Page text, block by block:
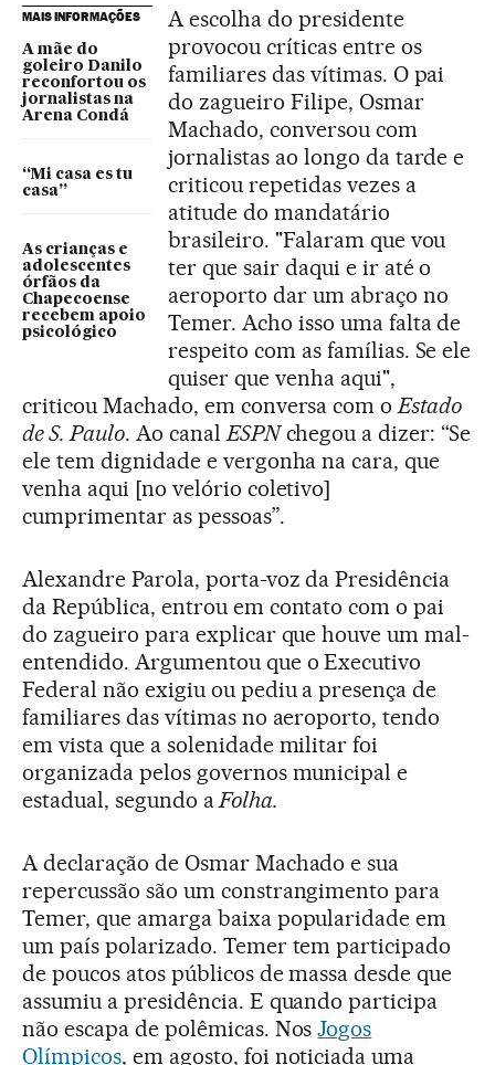
MAIS INFORMAÇÕES
A mãe do
goleiro Danilo
reconfortou os
jornalistas na
Arena Condá
“Mi casa es tu
casa”
As crianças e
adolescentes
órfãos da
Chapecoense
recebem apoio
psicológico
A escolha do presidente
provocou críticas entre os
familiares das vítimas. O pai
do zagueiro Filipe, Osmar
Machado, conversou com
jornalistas ao longo da tarde e
criticou repetidas vezes a
atitude do mandatário
brasileiro. "Falaram que vou
ter que sair daqui e ir até o
aeroporto dar um abraço no
Temer. Acho isso uma falta de
respeito com as famílias. Se ele
quiser que venha aqui",
criticou Machado, em conversa com o Estado
de S. Paulo. Ao canal ESPNchegou a dizer: “Se
ele tem dignidade e vergonha na cara, que
venha aqui [no velório coletivo]
cumprimentar as pessoas”.
Alexandre Parola, porta-voz da Presidência
da República, entrou em contato com o pai
do zagueiro para explicar que houve um mal-
entendido. Argumentou que o Executivo
Federal não exigiu ou pediu a presença de
familiares das vítimas no aeroporto, tendo
em vista que a solenidade militar foi
organizada pelos governos municipal e
estadual, segundo aFolha.
A declaração de Osmar Machado e sua
repercussão são um constrangimento para
Temer, que amarga baixa popularidade em
um país polarizado. Temer tem participado
de poucos atos públicos de massa desde que
assumiu a presidência. E quando participa
não escapa de polêmicas. NosJogos
Olímpicos, em agosto, foi noticiada uma